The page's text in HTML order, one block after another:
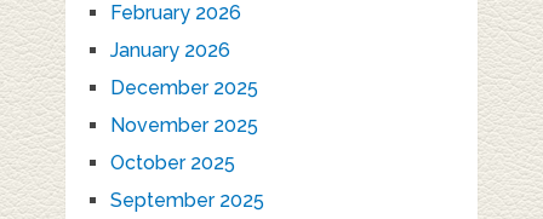
February 2026
January 2026
December 2025
November 2025
October 2025
September 2025